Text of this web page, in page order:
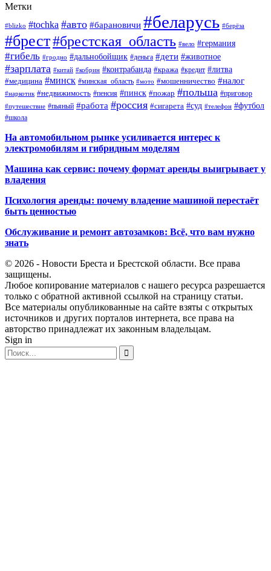
Метки
#blizko #tochka #авто #барановичи #беларусь #берёза
#брест#брестская_область #вело #германия
#гибель #гродно #дальнобойщик #деньга #дети #животное
#зарплата #китай #кобрин #контрабанда #кража #кредит #литва
#медицина #минск #минская_область #мото #мошенничество #налог
#наркотик #недвижимость #пенсия #пинск #пожар #польша #приговор
#путешествие #пьяный #работа #россия #сигарета #суд #телефон #футбол
#школа
На автомобильном рынке усиливается интерес к
электромобилям и гибридным моделям
Машина как сервис: почему формат аренды выигрывает у
владения
Психология аренды: почему владение машиной перестаёт
быть ценностью
Обслуживание и ремонт автозамков: Всё, что вам нужно
знать
© 2026 - Новости Бреста и Брестской области. Все права
защищены.
Любое копирование материалов с нашего ресурса разрешается
только с обратной активной ссылкой на страницу статьи.
Все материалы опубликованные на сайте взяты с открытых
источников и других порталов интернета, все права на
авторство принадлежат их законным владельцам.
Sign in